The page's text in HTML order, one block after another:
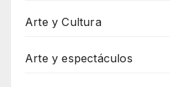
Arte y Cultura
Arte y espectáculos